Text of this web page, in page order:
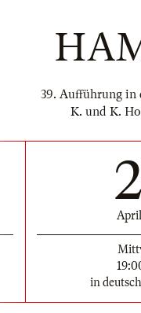
39. Aufführung in
K. und K.
in